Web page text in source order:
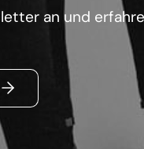
an und